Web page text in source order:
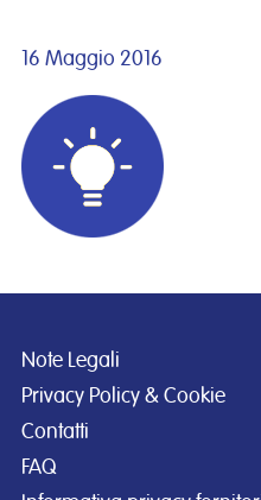
16 Maggio 2016
Note Legali
Privacy Policy & Cookie
Contatti
FAQ